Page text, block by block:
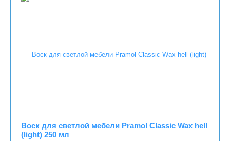
Воск для светлой мебели Pramol Classic Wax hell
(light) 250 мл